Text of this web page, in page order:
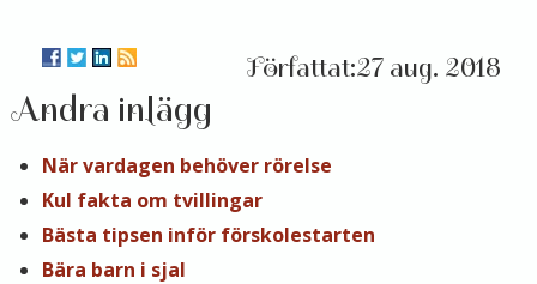
27 aug. 2018
Andra inlägg
När vardagen behöver rörelse
Kul fakta om tvillingar
Bästa tipsen inför förskolestarten
Bära barn i sjal